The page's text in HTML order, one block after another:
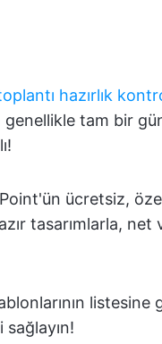
hazırlık
genellikle tam bir
ücretsiz,
tasarımlarla, net
listesine